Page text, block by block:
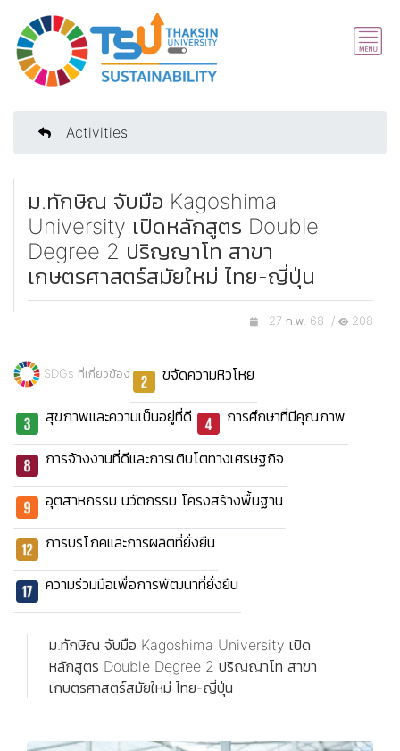
Activities
ม.ทักษิณ จับมือ Kagoshima
University เปิดหลักสูตร Double
Degree 2 ปริญญาโท สาขา
เกษตรศาสตร์สมัยใหม่ ไทย-ญี่ปุ่น
27 ก.พ. 68 / 208
SDGs ที่เกี่ยวข้อง ขจัดความหิวโหย
สุขภาพและความเป็นอยู่ที่ดี การศึกษาที่มีคุณภาพ
การจ้างงานที่ดีและการเติบโตทางเศรษฐกิจ
อุตสาหกรรม นวัตกรรม โครงสร้างพื้นฐาน
การบริโภคและการผลิตที่ยั่งยืน
ความร่วมมือเพื่อการพัฒนาที่ยั่งยืน
ม.ทักษิณ จับมือ Kagoshima University เปิด
หลักสูตร Double Degree 2 ปริญญาโท สาขา
เกษตรศาสตร์สมัยใหม่ ไทย-ญี่ปุ่น